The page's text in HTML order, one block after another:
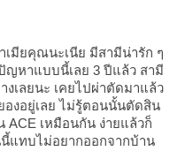
เมียคุณนะเนีย มีสามีน่ารัก ๆ
ญหาแบบนี้เลย 3 ปีแล้ว สามี
งเลยนะ เคยไปผ่าตัดมาแล้ว
งอยู่เลย ไม่รู้ตอนนั้นตัดสิน
ACE เหมือนกัน ง่ายแล้วก็
แทบไม่อยากออกจากบ้าน